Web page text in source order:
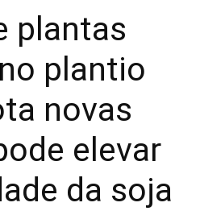
plantas
plantio
novas
elevar
da soja